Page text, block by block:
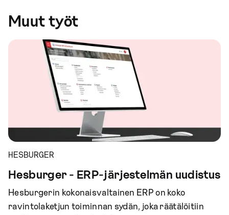
Muut työt
HESBURGER
Hesburger - ERP-järjestelmän uudistus
Hesburgerin kokonaisvaltainen ERP on koko
ravintolaketjun toiminnan sydän, joka räätälöitiin